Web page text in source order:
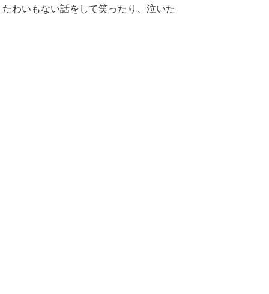
わいもない話をして笑ったり、泣いた